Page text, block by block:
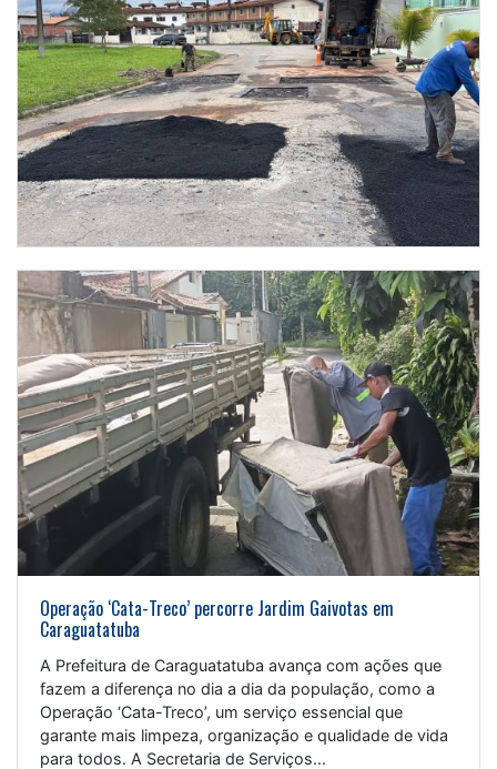
Operação ‘Cata-Treco’ percorre Jardim Gaivotas em
Caraguatatuba
A Prefeitura de Caraguatatuba avança com ações que
fazem a diferença no dia a dia da população, como a
Operação ‘Cata-Treco’, um serviço essencial que
garante mais limpeza, organização e qualidade de vida
para todos. A Secretaria de Serviços...